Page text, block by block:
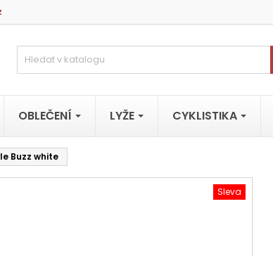
OBLEČENÍ LYŽE CYKLISTIKA
Buzz white
Sleva